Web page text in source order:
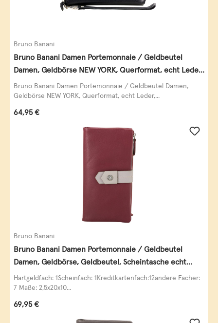
Bruno Banani
Bruno Banani Damen Portemonnaie / Geldbeutel
Damen, Geldbörse NEW YORK, Querformat, echt Leder,
schwarz
Bruno Banani Damen Portemonnaie / Geldbeutel Damen,
Geldbörse NEW YORK, Querformat, echt Leder,...
Regulärer Preis:
64,95 €
Bruno Banani
Bruno Banani Damen Portemonnaie / Geldbeutel
Damen, Geldbörse, Geldbeutel, Scheintasche echt
Leder
Hartgeldfach: 1Scheinfach: 1Kreditkartenfach:12andere Fächer:
7 Maße: 2,5x20x10...
Regulärer Preis:
69,95 €